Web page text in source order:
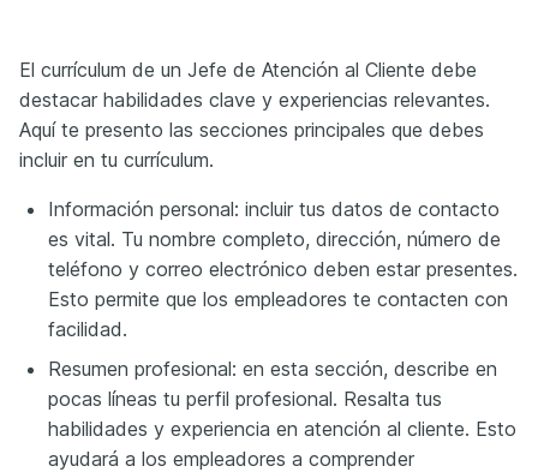
El currículum de un Jefe de Atención al Cliente debe
destacar habilidades clave y experiencias relevantes.
Aquí te presento las secciones principales que debes
incluir en tu currículum.
Información personal: incluir tus datos de contacto
es vital. Tu nombre completo, dirección, número de
teléfono y correo electrónico deben estar presentes.
Esto permite que los empleadores te contacten con
facilidad.
Resumen profesional: en esta sección, describe en
pocas líneas tu perfil profesional. Resalta tus
habilidades y experiencia en atención al cliente. Esto
ayudará a los empleadores a comprender